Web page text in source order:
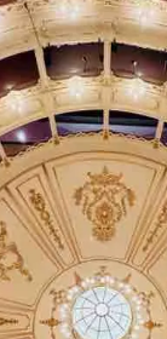
Gioia est une belle
un très bon